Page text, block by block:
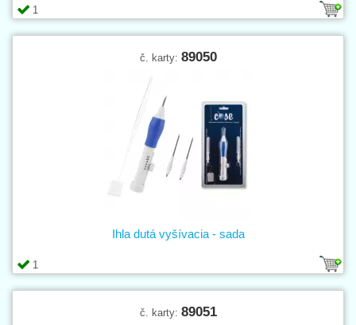
1
č. karty: 89050
1
Ihla dutá vyšívacia - sada
č. karty: 89051